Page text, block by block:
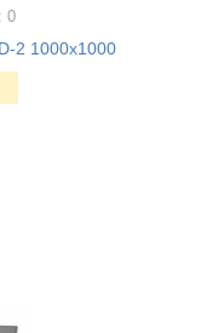
0
2 1000х1000